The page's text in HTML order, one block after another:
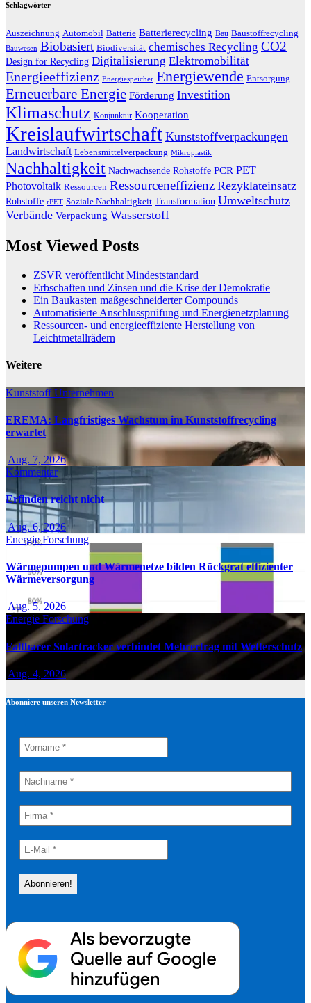
Schlagwörter
Auszeichnung Automobil Batterie Batterierecycling Bau Baustoffrecycling
Bauwesen Biobasiert Biodiversität chemisches Recycling CO2
Design for Recycling Digitalisierung Elektromobilität
Energieeffizienz Energiespeicher Energiewende Entsorgung
Erneuerbare Energie Förderung Investition
Klimaschutz Konjunktur Kooperation
Kreislaufwirtschaft Kunststoffverpackungen
Landwirtschaft Lebensmittelverpackung Mikroplastik
Nachhaltigkeit Nachwachsende Rohstoffe PCR PET
Photovoltaik Ressourcen Ressourceneffizienz Rezyklateinsatz
Rohstoffe rPET Soziale Nachhaltigkeit Transformation Umweltschutz
Verbände Verpackung Wasserstoff
Most Viewed Posts
ZSVR veröffentlicht Mindeststandard
Erbschaften und Zinsen und die Krise der Demokratie
Ein Baukasten maßgeschneiderter Compounds
Automatisierte Anschlussprüfung und Energienetzplanung
Ressourcen- und energieeffiziente Herstellung von
Leichtmetallrädern
Weitere
KunststoffUnternehmen
EREMA: Langfristiges Wachstum im Kunststoffrecycling
erwartet
Aug. 7, 2026
Kommentar
Erfinden reicht nicht
Aug. 6, 2026
EnergieForschung
Wärmepumpen und Wärmenetze bilden Rückgrat effizienter
Wärmeversorgung
Aug. 5, 2026
Energie Forschung
Faltbarer Solartracker verbindet Mehrertrag mit Wetterschutz
Aug. 4, 2026
Abonniere unseren Newsletter